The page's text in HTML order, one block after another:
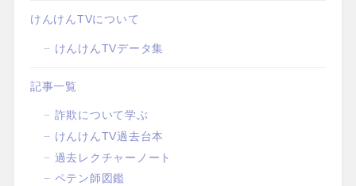
けんけんTVについて
けんけんTVデータ集
記事一覧
詐欺について学ぶ
けんけんTV過去台本
過去レクチャーノート
ペテン師図鑑